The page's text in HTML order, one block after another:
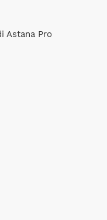
Astana Pro